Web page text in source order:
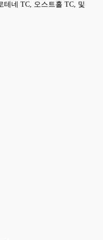
테네 TC, 오스트홀 TC, 및